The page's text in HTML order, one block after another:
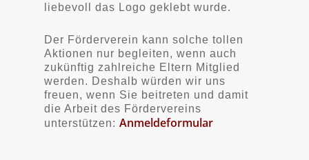
liebevoll das Logo geklebt wurde.
Der Förderverein kann solche tollen
Aktionen nur begleiten, wenn auch
zukünftig zahlreiche Eltern Mitglied
werden. Deshalb würden wir uns
freuen, wenn Sie beitreten und damit
die Arbeit des Fördervereins
unterstützen: Anmeldeformular